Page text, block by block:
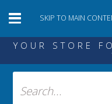
SKIP TO MAIN
YOUR STORE